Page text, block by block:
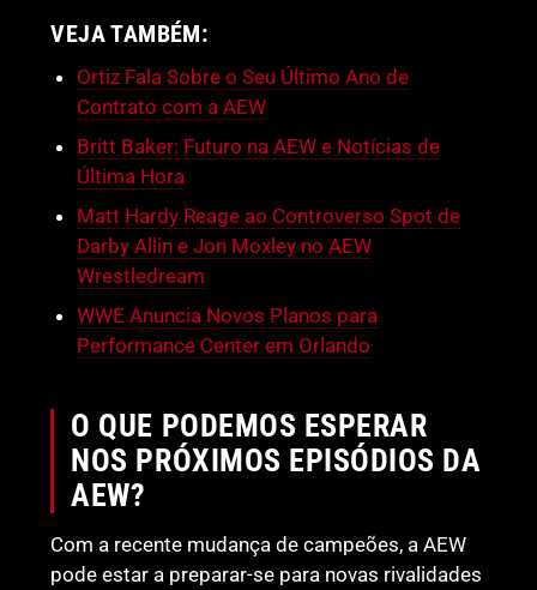
VEJA TAMBÉM:
Ortiz Fala Sobre o Seu Último Ano de
Contrato com a AEW
Britt Baker: Futuro na AEW e Notícias de
Última Hora
Matt Hardy Reage ao Controverso Spot de
Darby Allin e Jon Moxley no AEW
Wrestledream
WWE Anuncia Novos Planos para
Performance Center em Orlando
O QUE PODEMOS ESPERAR
NOS PRÓXIMOS EPISÓDIOS DA
AEW?
Com a recente mudança de campeões, a AEW
pode estar a preparar-se para novas rivalidades